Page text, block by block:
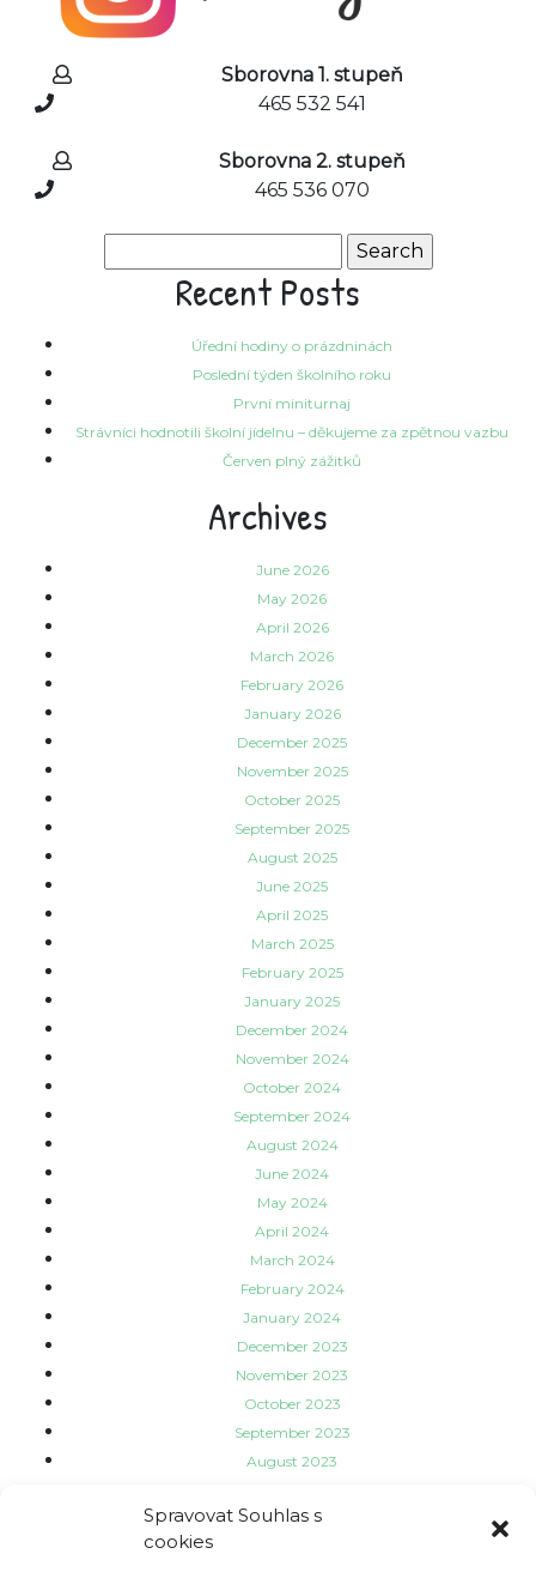
Spravovat Souhlas s
cookies
Sborovna 1. stupeň
465 532 541
Sborovna 2. stupeň
465 536 070
for:
Recent Posts
Úřední hodiny o prázdninách
Poslední týden školního roku
První miniturnaj
Strávníci hodnotili školní jídelnu – děkujeme za zpětnou vazbu
Červen plný zážitků
Archives
June 2026
May 2026
April 2026
March 2026
February 2026
January 2026
December 2025
November 2025
October 2025
September 2025
August 2025
June 2025
April 2025
March 2025
February 2025
January 2025
December 2024
November 2024
October 2024
September 2024
August 2024
June 2024
May 2024
April 2024
March 2024
February 2024
January 2024
December 2023
November 2023
October 2023
September 2023
August 2023
June 2023